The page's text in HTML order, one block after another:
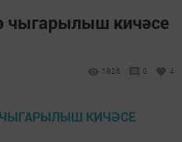
чыгарылыш кичәсе
1826 0 4